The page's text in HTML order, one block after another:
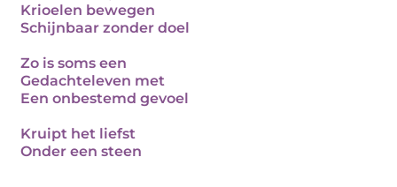
Krioelen bewegen
Schijnbaar zonder doel
Zo is soms een
Gedachteleven met
Een onbestemd gevoel
Kruipt het liefst
Onder een steen